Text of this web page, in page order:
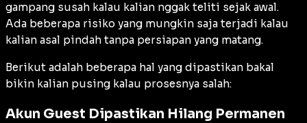
gampang susah kalau kalian nggak teliti sejak awal.
Ada beberapa risiko yang mungkin saja terjadi kalau
kalian asal pindah tanpa persiapan yang matang.
Berikut adalah beberapa hal yang dipastikan bakal
bikin kalian pusing kalau prosesnya salah:
Akun Guest Dipastikan Hilang Permanen